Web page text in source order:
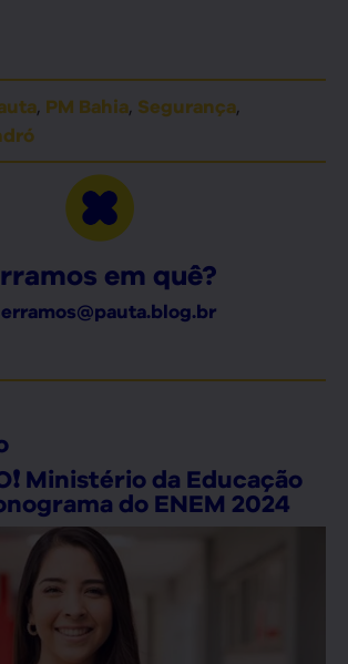
, PM Bahia, Segurança,
em quê?
erramos@pauta.blog.br
Ministério da Educação
do ENEM 2024